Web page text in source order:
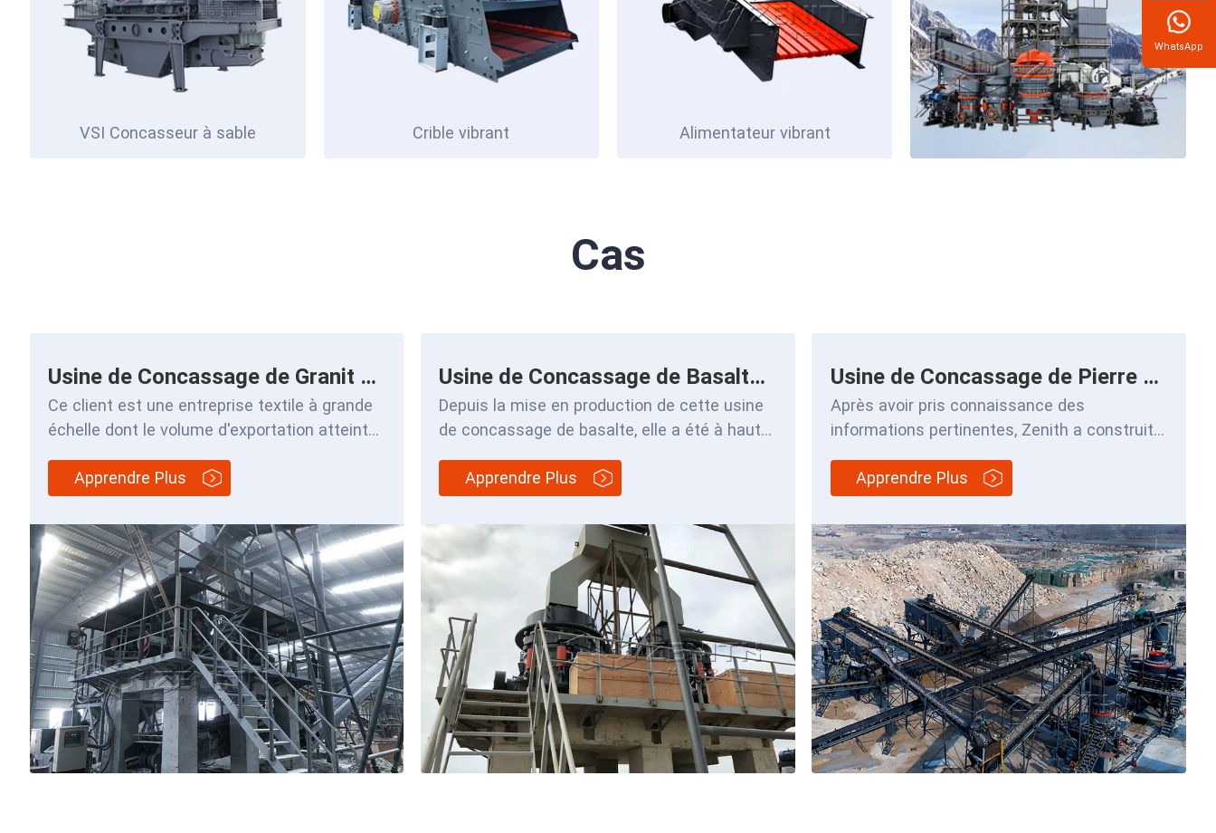
VSI Concasseur à sable Crible vibrant Alimentateur vibrant
Cas
Usine de Concassage de Granit 350-400 t/h
Ce client est une entreprise textile à grande
échelle dont le volume d'exportation atteint
Apprendre Plus
Usine de Concassage de Basalte de 400 t/h
Depuis la mise en production de cette usine
de concassage de basalte, elle a été à haut
période,
Apprendre Plus
Usine de Concassage de Pierre de Rivière de 250 t/h
Après avoir pris connaissance des
informations pertinentes, Zenith a construit
concassage de galets po
Apprendre Plus
WhatsApp